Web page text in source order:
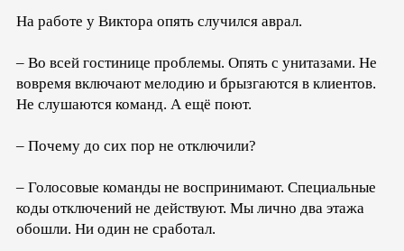
На работе у Виктора опять случился аврал.
– Во всей гостинице проблемы. Опять с унитазами. Не
вовремя включают мелодию и брызгаются в клиентов.
Не слушаются команд. А ещё поют.
– Почему до сих пор не отключили?
– Голосовые команды не воспринимают. Специальные
коды отключений не действуют. Мы лично два этажа
обошли. Ни один не сработал.